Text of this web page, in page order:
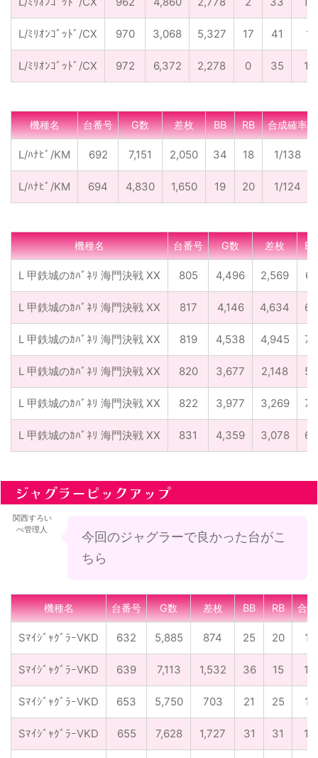
L/ﾐﾘｵﾝｺﾞｯﾄﾞ/CX 970 3,068 5,327 17 41 1/
L/ﾐﾘｵﾝｺﾞｯﾄﾞ/CX 972 6,372 2,278 0 35 1/
機種名 台番号 G数 差枚 BB RB 合成確率
L/ﾊﾅﾋﾞ/KM 692 7,151 2,050 34 18 1/138
L/ﾊﾅﾋﾞ/KM 694 4,830 1,650 19 20 1/124
機種名 台番号 G数 差枚 BB
L 甲鉄城のｶﾊﾞﾈﾘ 海門決戦 XX 805 4,496 2,569 61
L 甲鉄城のｶﾊﾞﾈﾘ 海門決戦 XX 817 4,146 4,634 67
L 甲鉄城のｶﾊﾞﾈﾘ 海門決戦 XX 819 4,538 4,945 72
L 甲鉄城のｶﾊﾞﾈﾘ 海門決戦 XX 820 3,677 2,148 58
L 甲鉄城のｶﾊﾞﾈﾘ 海門決戦 XX 822 3,977 3,269 70
L 甲鉄城のｶﾊﾞﾈﾘ 海門決戦 XX 831 4,359 3,078 66
ジャグラーピックアップ
関西すろい
べ管理人
今回のジャグラーで良かった台がこ
ちら
機種名 台番号 G数 差枚 BB RB 合
SﾏｲｼﾞｬｸﾞﾗｰⅤKD 632 5,885 874 25 20 1/
SﾏｲｼﾞｬｸﾞﾗｰⅤKD 639 7,113 1,532 36 15 1/
SﾏｲｼﾞｬｸﾞﾗｰⅤKD 653 5,750 703 21 25 1/
SﾏｲｼﾞｬｸﾞﾗｰⅤKD 655 7,628 1,727 31 31 1/